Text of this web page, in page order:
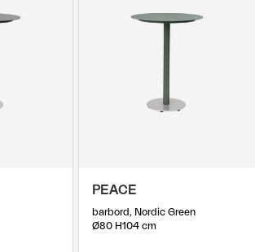
PEACE
barbord, Nordic Green
Ø80 H104 cm